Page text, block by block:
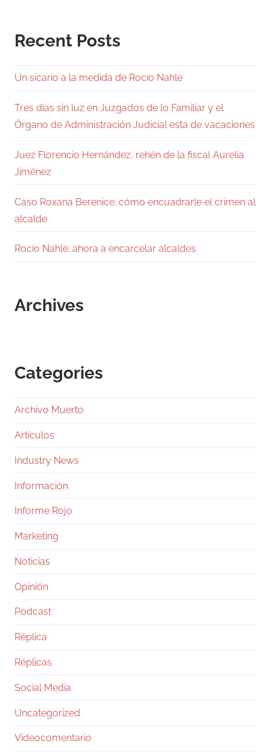
Recent Posts
Un sicario a la medida de Rocío Nahle
Tres días sin luz en Juzgados de lo Familiar y el
Órgano de Administración Judicial está de vacaciones
Juez Florencio Hernández, rehén de la fiscal Aurelia
Jiménez
Caso Roxana Berenice: cómo encuadrarle el crimen al
alcalde
Rocío Nahle: ahora a encarcelar alcaldes
Archives
Categories
Archivo Muerto
Artículos
Industry News
Información
Informe Rojo
Marketing
Noticias
Opinión
Podcast
Réplica
Réplicas
Social Media
Uncategorized
Videocomentario